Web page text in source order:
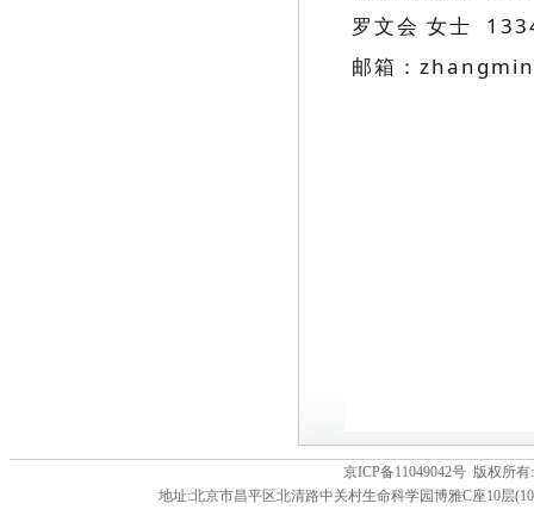
罗文会 女士
邮箱：
京ICP备11049042号 版权所
地址:北京市昌平区北清路中关村生命科学园博雅C座10层